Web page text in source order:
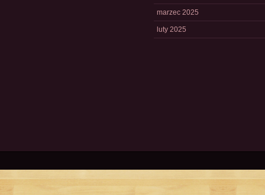
marzec 2025
luty 2025